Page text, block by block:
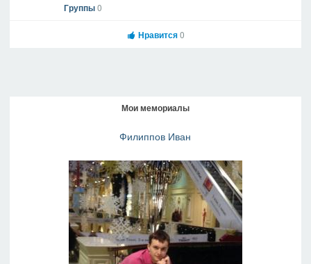
Группы0
Нравится0
Мои мемориалы
Филиппов Иван